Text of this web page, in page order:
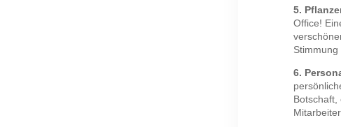
5.
Office!
Stimmung
6.
Botschaft,